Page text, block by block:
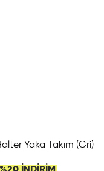
Yaka Takım (Gri)